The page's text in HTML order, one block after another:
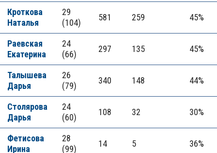
Кроткова
Наталья
29
(104)
581 259 45%
Раевская
Екатерина
24
(66)
297 135 45%
Талышева
Дарья
26
(79)
340 148 44%
Столярова
Дарья
24
(60)
108 32 30%
Фетисова
Ирина
28
(99)
14 5 36%